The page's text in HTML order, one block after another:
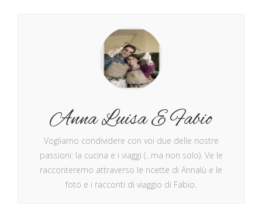
Anna Luisa E Fabio
Vogliamo condividere con voi due delle nostre
passioni: la cucina e i viaggi (...ma non solo). Ve le
racconteremo attraverso le ricette di Annalù e le
foto e i racconti di viaggio di Fabio.